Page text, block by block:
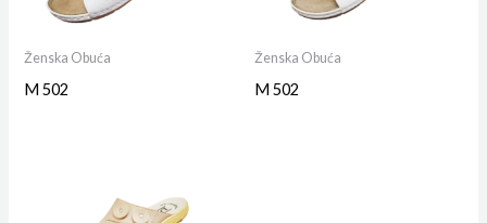
Ženska Obuća
M 502
Ženska Obuća
M 502